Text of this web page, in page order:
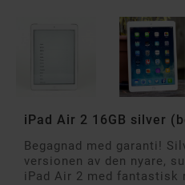
iPad Air 2 16GB silver
Begagnad med garanti!
versionen av den nyare,
iPad Air 2 med fantastisk